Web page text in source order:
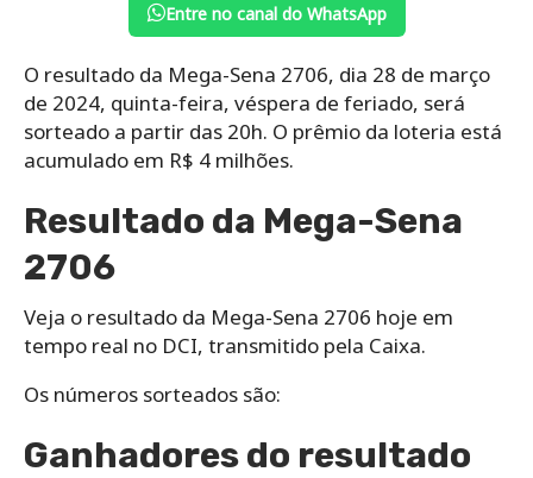
Entre no canal do WhatsApp
O resultado da Mega-Sena 2706, dia 28 de março
de 2024, quinta-feira, véspera de feriado, será
sorteado a partir das 20h. O prêmio da loteria está
acumulado em R$ 4 milhões.
Resultado da Mega-Sena
2706
Veja o resultado da Mega-Sena 2706 hoje em
tempo real no DCI, transmitido pela Caixa.
Os números sorteados são:
Ganhadores do resultado